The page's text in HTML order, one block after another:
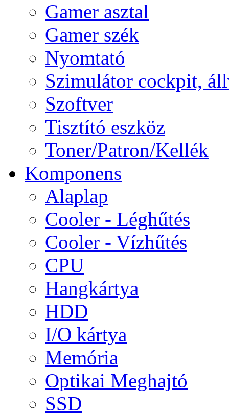
Gamer asztal
Gamer szék
Nyomtató
Szimulátor cockpit,
Szoftver
Tisztító eszköz
Toner/Patron/Kellék
Komponens
Alaplap
Cooler - Léghűtés
Cooler - Vízhűtés
CPU
Hangkártya
HDD
I/O kártya
Memória
Optikai Meghajtó
SSD